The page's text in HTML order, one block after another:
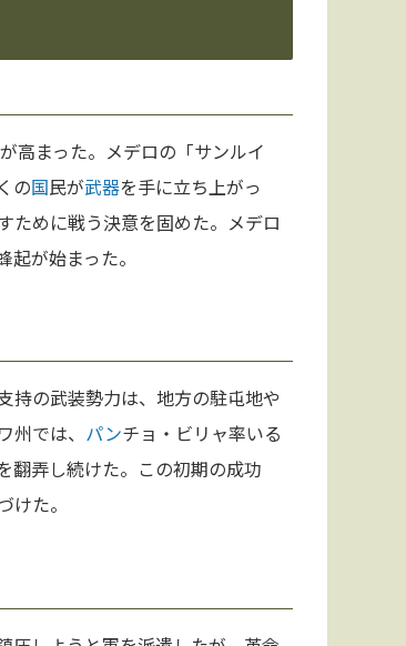
高まった。メデロの「サンルイ
の国民が武器を手に立ち上がっ
ために戦う決意を固めた。メデロ
が始まった。
持の武装勢力は、地方の駐屯地や
では、 パンチョ・ビリャ率いる
翻弄し続けた。この初期の成功
けた。